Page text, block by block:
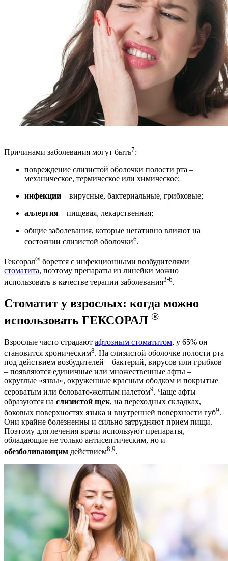
Причинами заболевания могут быть7:
повреждение слизистой оболочки полости рта –
механическое, термическое или химическое;
инфекции – вирусные, бактериальные, грибковые;
аллергия – пищевая, лекарственная;
общие заболевания, которые негативно влияют на
состоянии слизистой оболочки6.
Гексорал® борется с инфекционными возбудителями
стоматита, поэтому препараты из линейки можно
использовать в качестве терапии заболевания3-6.
Стоматит у взрослых: когда можно
использовать ГЕКСОРАЛ ®
Взрослые часто страдают афтозным стоматитом, у 65% он
становится хроническим8. На слизистой оболочке полости рта
под действием возбудителей – бактерий, вирусов или грибков
– появляются единичные или множественные афты –
округлые «язвы», окруженные красным ободком и покрытые
сероватым или беловато-желтым налетом9. Чаще афты
образуются на слизистой щек, на переходных складках,
боковых поверхностях языка и внутренней поверхности губ9.
Они крайне болезненны и сильно затрудняют прием пищи.
Поэтому для лечения врачи используют препараты,
обладающие не только антисептическим, но и
обезболивающим действием8,9.